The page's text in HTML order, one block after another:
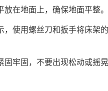
放在地面上，确保地面平整。
，使用螺丝刀和扳手将床架
固牢固，不要出现松动或摇